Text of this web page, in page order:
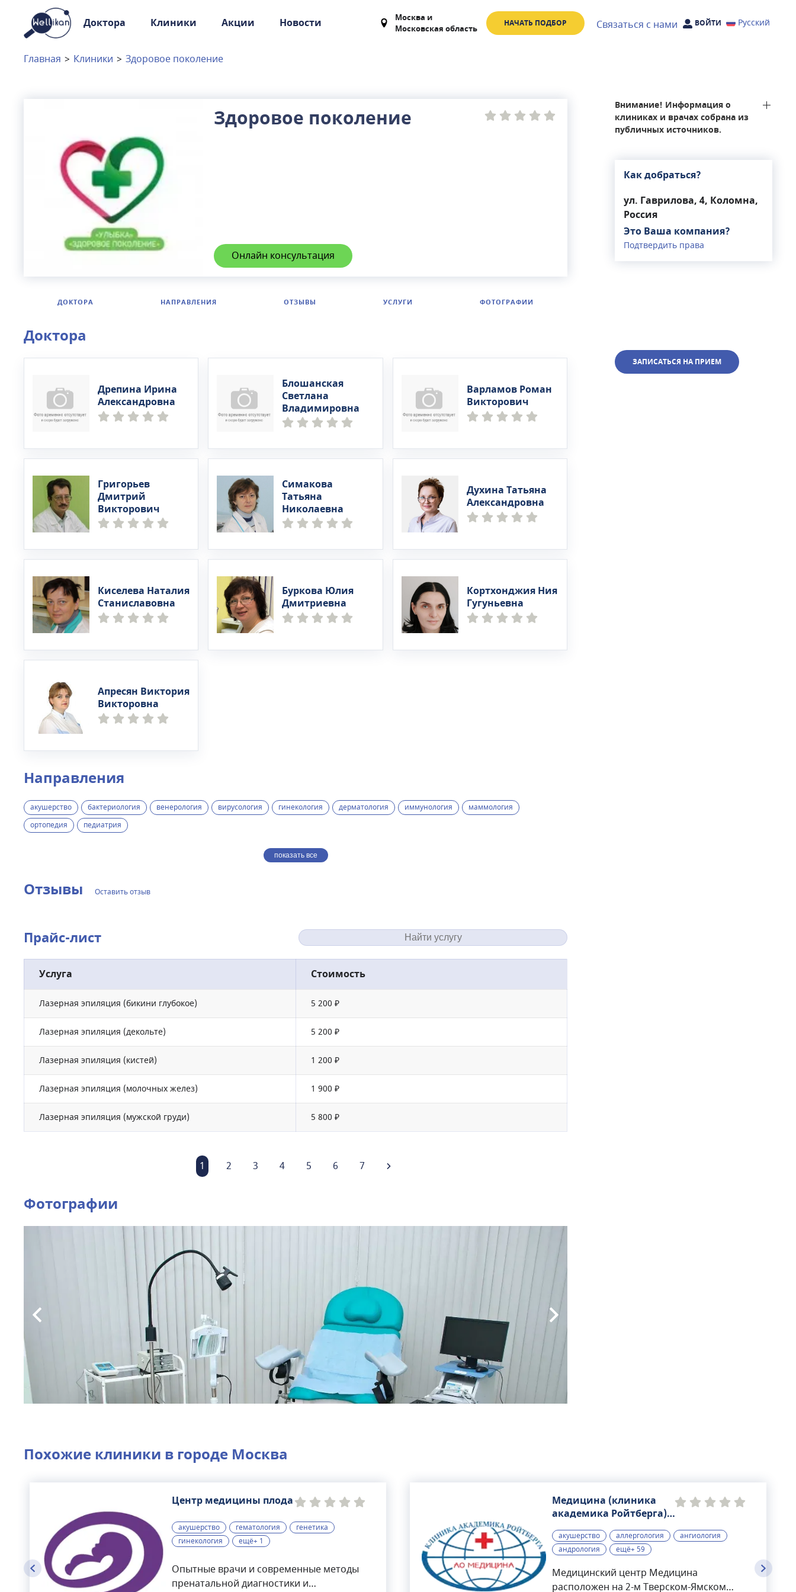
Доктора Клиники Акции Новости Москва и
Московская область
НАЧАТЬ ПОДБОР Связаться с нами ВОЙТИ Русский
Доктора
Клиники
иМосковская область
Связаться с нами
Главная > Клиники > Здоровое поколение
Здоровое поколение
Онлайн консультация
ДОКТОРА НАПРАВЛЕНИЯ ОТЗЫВЫ УСЛУГИ ФОТОГРАФИИ
Доктора
Дрепина Ирина
Александровна
Блошанская
Светлана
Владимировна
Варламов Роман
Викторович
Григорьев
Дмитрий
Викторович
Симакова
Татьяна
Николаевна
Духина Татьяна
Александровна
Киселева Наталия
Станиславовна
Буркова Юлия
Дмитриевна
Кортхонджия Ния
Гугуньевна
Апресян Виктория
Викторовна
Направления
акушерство бактериология венерология вирусология гинекология дерматология иммунология
маммология
ортопедия
педиатрия
показать все
Отзывы Оставить отзыв
Прайс-лист
Услуга Стоимость
Лазерная эпиляция (бикини глубокое) 5 200 ₽
Лазерная эпиляция (декольте) 5 200 ₽
Лазерная эпиляция (кистей) 1 200 ₽
Лазерная эпиляция (молочных желез) 1 900 ₽
Лазерная эпиляция (мужской груди) 5 800 ₽
1 2 3 4 5 6 7
Фотографии
Внимание! Информация о
клиниках и врачах собрана из
публичных источников.
Как добраться?
ул. Гаврилова, 4, Коломна,
Россия
Это Ваша компания?
Подтвердить права
ЗАПИСАТЬСЯ НА ПРИЕМ
Похожие клиники в городе Москва
Центр медицины плода
акушерство гематология
генетика
гинекология
ещё+ 1
Опытные врачи и современные методы
пренатальной диагностики и
Медицина (клиника
академика Ройтберга),
многопрофильный
медицинский центр
акушерство аллергология
ангиология
андрология
ещё+ 59
Медицинский центр Медицина
расположен на 2-м Тверском-Ямском